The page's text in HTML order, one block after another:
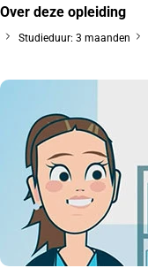
Over deze opleiding
Studieduur: 3 maanden